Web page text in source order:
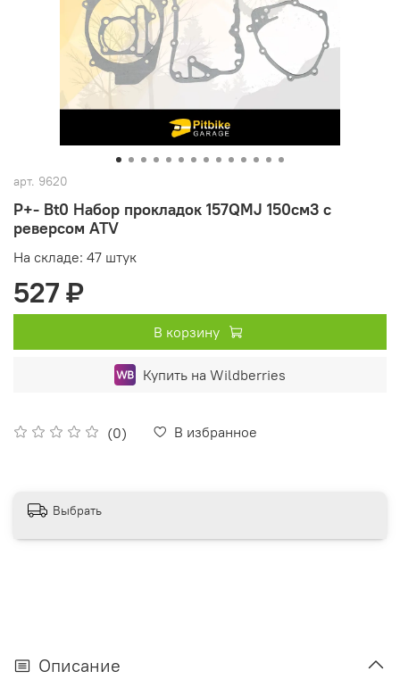
арт. 9620
P+- Bt0 Набор прокладок 157QMJ 150см3 с
реверсом ATV
(0) В избранное
На складе: 47 штук
527 ₽
В корзину
Купить на Wildberries
Выбрать
Описание